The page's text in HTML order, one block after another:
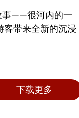
事——很河内的一
客带来全新的沉浸
下载更多